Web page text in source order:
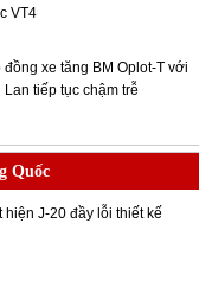
VT4
đồng xe tăng BM Oplot-T với
Lan tiếp tục chậm trễ
Quốc
hiện J-20 đầy lỗi thiết kế